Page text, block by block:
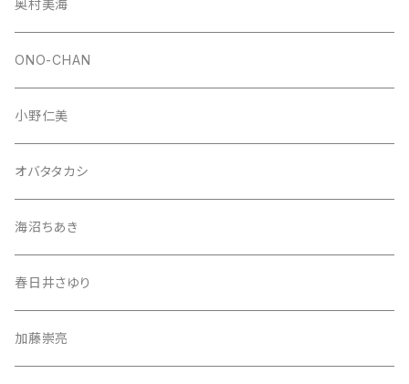
奥村美海
ONO-CHAN
小野仁美
オバタタカシ
海沼ちあき
春日井さゆり
加藤崇亮